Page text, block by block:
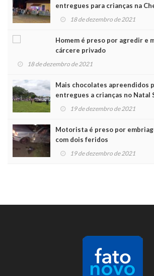
entregues para crianças na
Noel
18 de dezembro de 2021
Homem é preso por agredir e
cárcere privado
18 de dezembro de 2021
Mais chocolates apreendidos
entregues a crianças no Natal
19 de dezembro de 2021
Motorista é preso por
com dois feridos
19 de dezembro de 2021